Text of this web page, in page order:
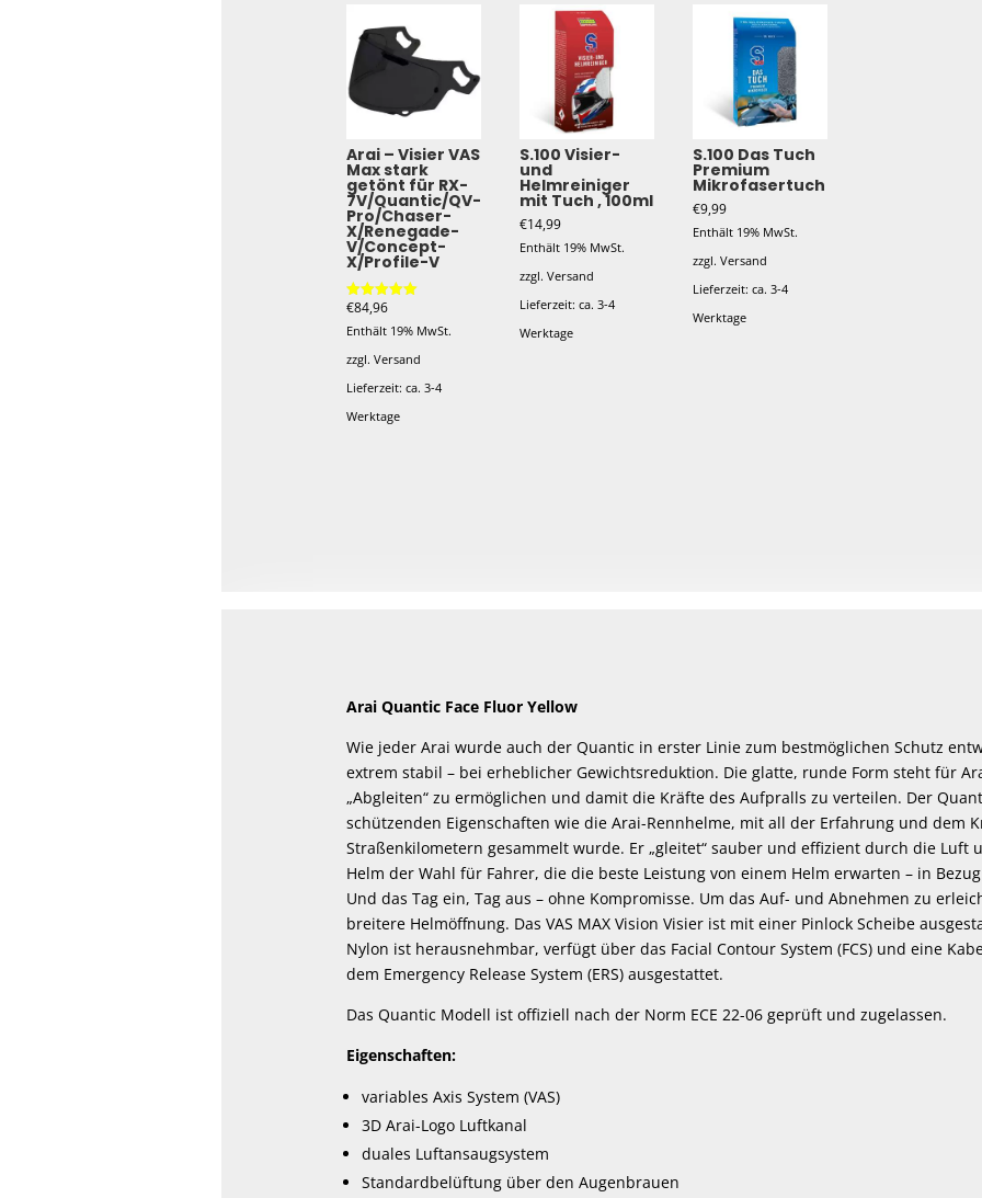
Arai – Visier VAS
Max stark
getönt für RX-
7V/Quantic/QV-
Pro/Chaser-
X/Renegade-
V/Concept-
X/Profile-V
Bewertet mit
von 5
€84,96
Enthält 19% MwSt.
zzgl. Versand
Lieferzeit: ca. 3-4
Werktage
S.100 Visier-
und
Helmreiniger
mit Tuch , 100ml
€14,99
Enthält 19% MwSt.
zzgl. Versand
Lieferzeit: ca. 3-4
Werktage
S.100 Das Tuch
Premium
Mikrofasertuch
€9,99
Enthält 19% MwSt.
zzgl.Versand
Lieferzeit: ca. 3-4
Werktage
Arai Quantic Face Fluor Yellow
Wie jeder Arai wurde auch der Quantic in erster Linie zum bestmöglichen Schutz
extrem stabil – bei erheblicher Gewichtsreduktion. Die glatte, runde Form steht für
„Abgleiten“ zu ermöglichen und damit die Kräfte des Aufpralls zu verteilen. Der
schützenden Eigenschaften wie die Arai-Rennhelme, mit all der Erfahrung und dem
Straßenkilometern gesammelt wurde. Er „gleitet“ sauber und effizient durch die
Helm der Wahl für Fahrer, die die beste Leistung von einem Helm erwarten – in
Und das Tag ein, Tag aus – ohne Kompromisse. Um das Auf- und Abnehmen zu
breitere Helmöffnung. Das VAS MAX Vision Visier ist mit einer Pinlock Scheibe
Nylon ist herausnehmbar, verfügt über das Facial Contour System (FCS) und eine
dem Emergency Release System (ERS) ausgestattet.
Das Quantic Modell ist offiziell nach der Norm ECE 22-06 geprüft und zugelassen.
Eigenschaften:
variables Axis System (VAS)
3D Arai-Logo Luftkanal
duales Luftansaugsystem
Standardbelüftung über den Augenbrauen